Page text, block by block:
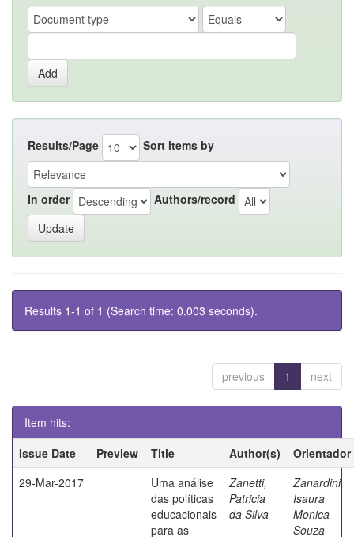
Results/Page Sort items by
In order Authors/record
Results 1-1 of 1 (Search time: 0.003 seconds).
previous 1 next
Item hits:
Issue Date
Preview Title Author(s)
Orientador
29-Mar-2017
Uma análise
das políticas
educacionais
para as
Zanetti,
Patricia
da Silva
Zanardini,
Isaura
Monica
Souza